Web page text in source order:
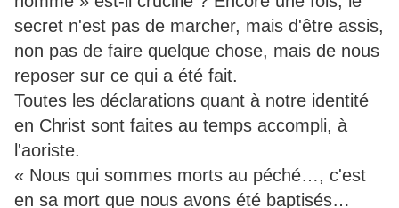
secret n'est pas de marcher, mais d'être assis,
non pas de faire quelque chose, mais de nous
reposer sur ce qui a été fait.
Toutes les déclarations quant à notre identité
en Christ sont faites au temps accompli, à
l'aoriste.
« Nous qui sommes morts au péché…, c'est
en sa mort que nous avons été baptisés…